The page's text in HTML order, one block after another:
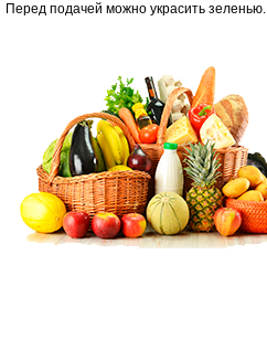
Перед подачей можно украсить зеленью.